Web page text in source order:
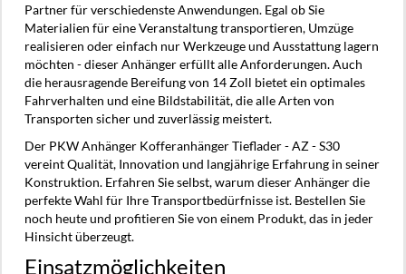
Partner für verschiedenste Anwendungen. Egal ob Sie
Materialien für eine Veranstaltung transportieren, Umzüge
realisieren oder einfach nur Werkzeuge und Ausstattung lagern
möchten - dieser Anhänger erfüllt alle Anforderungen. Auch
die herausragende Bereifung von 14 Zoll bietet ein optimales
Fahrverhalten und eine Bildstabilität, die alle Arten von
Transporten sicher und zuverlässig meistert.
Der PKW Anhänger Kofferanhänger Tieflader - AZ - S30
vereint Qualität, Innovation und langjährige Erfahrung in seiner
Konstruktion. Erfahren Sie selbst, warum dieser Anhänger die
perfekte Wahl für Ihre Transportbedürfnisse ist. Bestellen Sie
noch heute und profitieren Sie von einem Produkt, das in jeder
Hinsicht überzeugt.
Einsatzmöglichkeiten